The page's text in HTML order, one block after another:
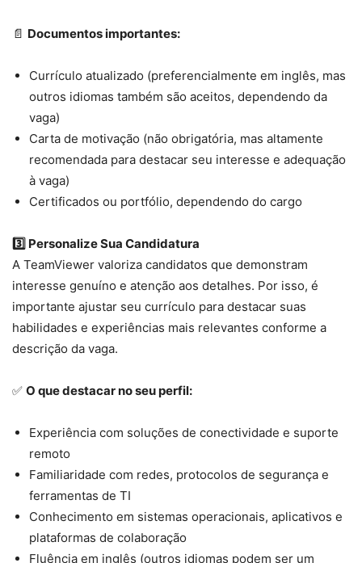
📄 Documentos importantes:
Currículo atualizado (preferencialmente em inglês, mas
outros idiomas também são aceitos, dependendo da
vaga)
Carta de motivação (não obrigatória, mas altamente
recomendada para destacar seu interesse e adequação
à vaga)
Certificados ou portfólio, dependendo do cargo
3️⃣ Personalize Sua Candidatura
A TeamViewer valoriza candidatos que demonstram
interesse genuíno e atenção aos detalhes. Por isso, é
importante ajustar seu currículo para destacar suas
habilidades e experiências mais relevantes conforme a
descrição da vaga.
✅ O que destacar no seu perfil:
Experiência com soluções de conectividade e suporte
remoto
Familiaridade com redes, protocolos de segurança e
ferramentas de TI
Conhecimento em sistemas operacionais, aplicativos e
plataformas de colaboração
Fluência em inglês (outros idiomas podem ser um